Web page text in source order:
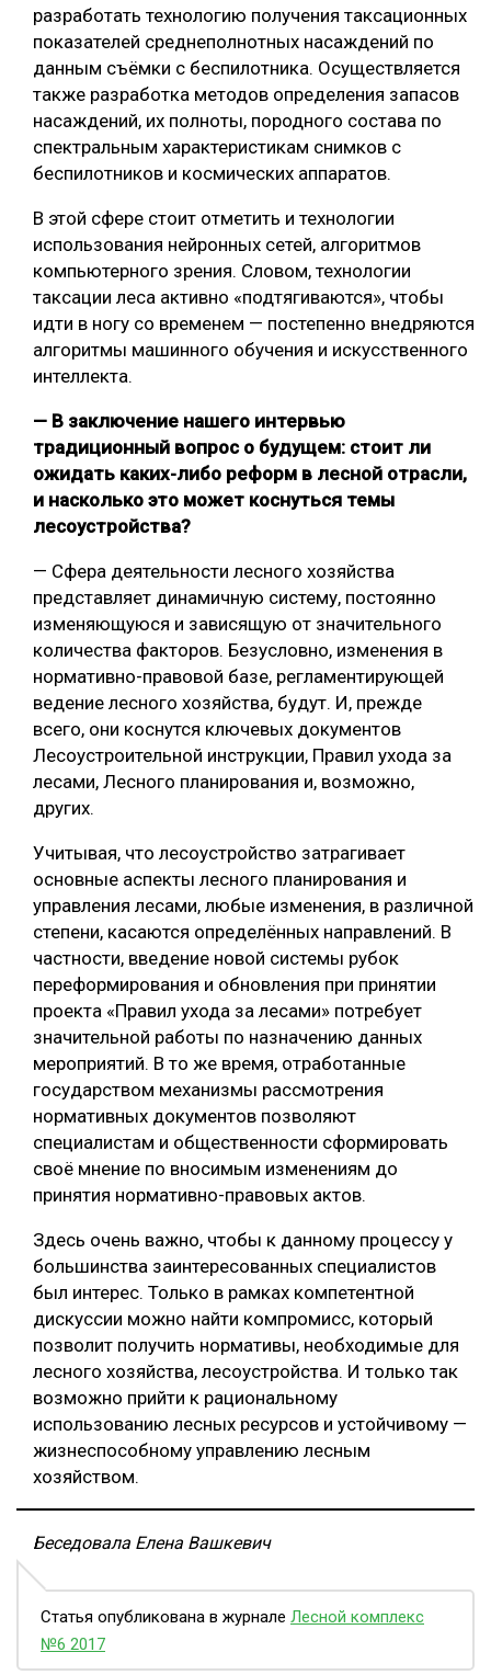
разработать технологию получения таксационных
показателей среднеполнотных насаждений по
данным съёмки с беспилотника. Осуществляется
также разработка методов определения запасов
насаждений, их полноты, породного состава по
спектральным характеристикам снимков с
беспилотников и космических аппаратов.
В этой сфере стоит отметить и технологии
использования нейронных сетей, алгоритмов
компьютерного зрения. Словом, технологии
таксации леса активно «подтягиваются», чтобы
идти в ногу со временем — постепенно внедряются
алгоритмы машинного обучения и искусственного
интеллекта.
— В заключение нашего интервью
традиционный вопрос о будущем: стоит ли
ожидать каких-либо реформ в лесной отрасли,
и насколько это может коснуться темы
лесоустройства?
— Сфера деятельности лесного хозяйства
представляет динамичную систему, постоянно
изменяющуюся и зависящую от значительного
количества факторов. Безусловно, изменения в
нормативно-правовой базе, регламентирующей
ведение лесного хозяйства, будут. И, прежде
всего, они коснутся ключевых документов
Лесоустроительной инструкции, Правил ухода за
лесами, Лесного планирования и, возможно,
других.
Учитывая, что лесоустройство затрагивает
основные аспекты лесного планирования и
управления лесами, любые изменения, в различной
степени, касаются определённых направлений. В
частности, введение новой системы рубок
переформирования и обновления при принятии
проекта «Правил ухода за лесами» потребует
значительной работы по назначению данных
мероприятий. В то же время, отработанные
государством механизмы рассмотрения
нормативных документов позволяют
специалистам и общественности сформировать
своё мнение по вносимым изменениям до
принятия нормативно-правовых актов.
Здесь очень важно, чтобы к данному процессу у
большинства заинтересованных специалистов
был интерес. Только в рамках компетентной
дискуссии можно найти компромисс, который
позволит получить нормативы, необходимые для
лесного хозяйства, лесоустройства. И только так
возможно прийти к рациональному
использованию лесных ресурсов и устойчивому —
жизнеспособному управлению лесным
хозяйством.
Беседовала Елена Вашкевич
Статья опубликована в журнале Лесной комплекс
№6 2017